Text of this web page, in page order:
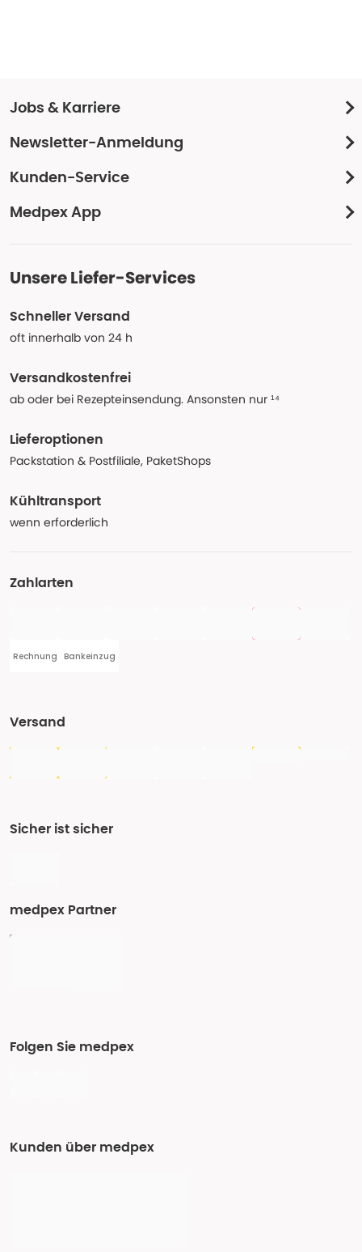
Jobs & Karriere
Newsletter-Anmeldung
Kunden-Service
Medpex App
Unsere Liefer-Services
Schneller Versand
oft innerhalb von 24 h
Versandkostenfrei
ab oder bei Rezepteinsendung. Ansonsten nur ¹⁴
Lieferoptionen
Packstation & Postfiliale, PaketShops
Kühltransport
wenn erforderlich
Zahlarten
Rechnung Bankeinzug
Versand
Sicher ist sicher
medpex Partner
Folgen Sie medpex
Kunden über medpex